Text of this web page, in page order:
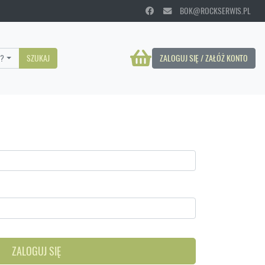
BOK@ROCKSERWIS.PL
ZALOGUJ SIĘ / ZAŁÓŻ KONTO
SZUKAJ
ZALOGUJ SIĘ